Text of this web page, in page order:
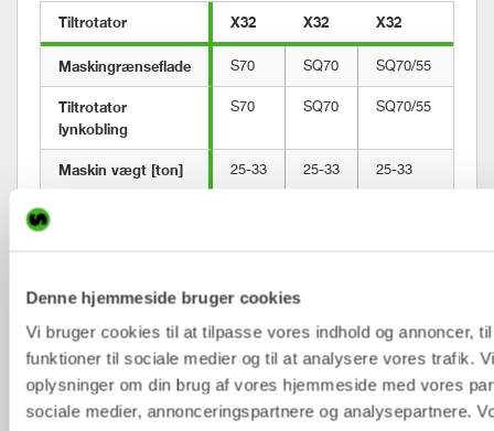
Denne hjemmeside bruger cookies
Vi bruger cookies til at tilpasse vores indhold og annoncer,
funktioner til sociale medier og til at analysere vores trafik.
oplysninger om din brug af vores hjemmeside med vores
sociale medier, annonceringspartnere og analysepartnere.
Tiltrotator X32 X32 X32
Maskingrænseflade S70 SQ70 SQ70/55
Tiltrotator
lynkobling
S70 SQ70 SQ70/55
Maskin vægt [ton] 25-33 25-33 25-33
Byggehøjde [mm] 681 681 681
Længde [mm] 873 873 873